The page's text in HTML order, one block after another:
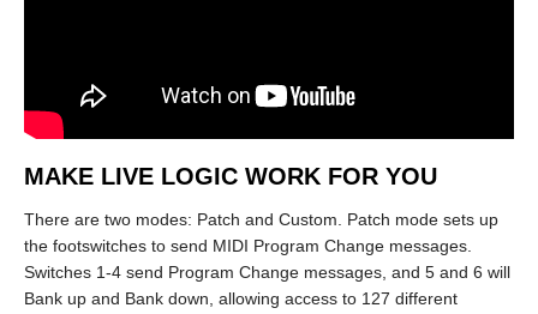
MAKE LIVE LOGIC WORK FOR YOU
There are two modes: Patch and Custom. Patch mode sets up
the footswitches to send MIDI Program Change messages.
Switches 1-4 send Program Change messages, and 5 and 6 will
Bank up and Bank down, allowing access to 127 different